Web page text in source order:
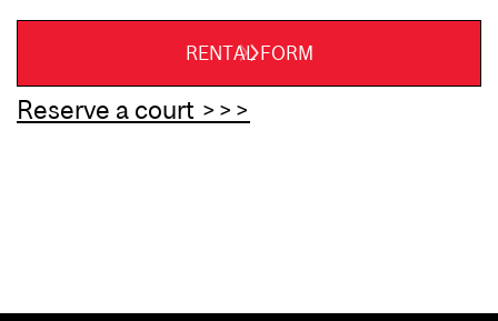
RENTAL FORM
Reserve a court >>>